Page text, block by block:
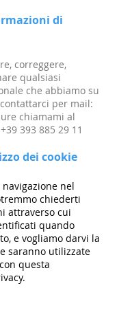
di
correggere,
qualsiasi
che abbiamo su
per mail:
chiamami al
+39 393 885 29 11
dei cookie
nel
chiederti
attraverso cui
quando
e vogliamo darvi la
saranno utilizzate
questa